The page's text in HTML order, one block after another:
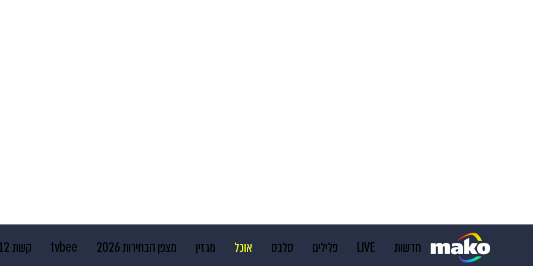
חדשות LIVE פלילים סלבס אוכל מגזין מצפן הבחירות 2026 tvbee קשת 12